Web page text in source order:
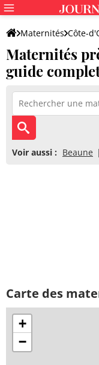
Maternités Côte-
Maternités
guide
Voir aussi : Beaune
Carte des
+
−